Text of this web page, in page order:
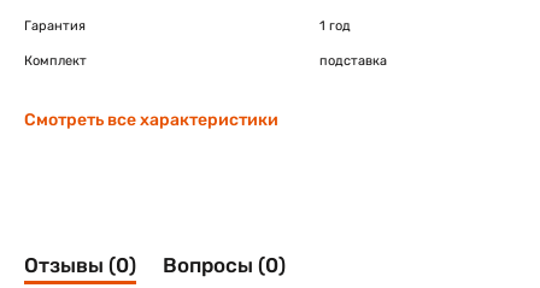
Гарантия 1 год
Комплект подставка
Смотреть все характеристики
Отзывы (0) Вопросы (0)